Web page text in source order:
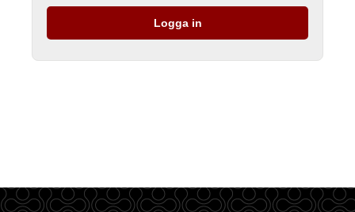
Logga in